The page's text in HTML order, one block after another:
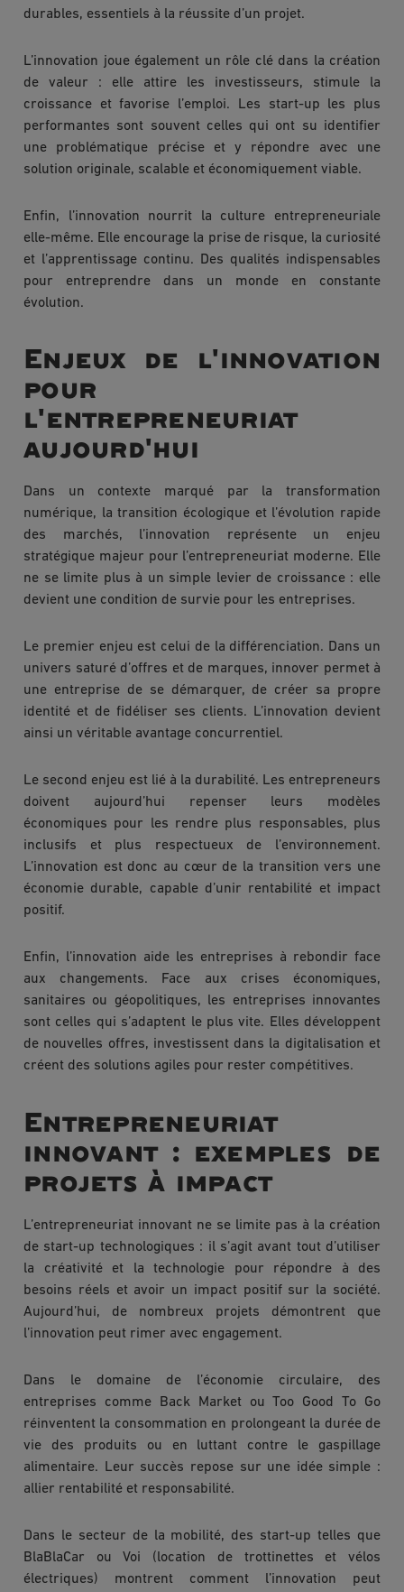
durables, essentiels à la réussite d’un projet.
L’innovation joue également un rôle clé dans la création
de valeur : elle attire les investisseurs, stimule la
croissance et favorise l’emploi. Les start-up les plus
performantes sont souvent celles qui ont su identifier
une problématique précise et y répondre avec une
solution originale, scalable et économiquement viable.
Enfin, l’innovation nourrit la culture entrepreneuriale
elle-même. Elle encourage la prise de risque, la curiosité
et l’apprentissage continu. Des qualités indispensables
pour entreprendre dans un monde en constante
évolution.
Enjeux de l'innovation
pour
l'entrepreneuriat
aujourd'hui
Dans un contexte marqué par la transformation
numérique, la transition écologique et l’évolution rapide
des marchés, l’innovation représente un enjeu
stratégique majeur pour l’entrepreneuriat moderne. Elle
ne se limite plus à un simple levier de croissance : elle
devient une condition de survie pour les entreprises.
Le premier enjeu est celui de la différenciation. Dans un
univers saturé d’offres et de marques, innover permet à
une entreprise de se démarquer, de créer sa propre
identité et de fidéliser ses clients. L’innovation devient
ainsi un véritable avantage concurrentiel.
Le second enjeu est lié à la durabilité. Les entrepreneurs
doivent aujourd’hui repenser leurs modèles
économiques pour les rendre plus responsables, plus
inclusifs et plus respectueux de l’environnement.
L’innovation est donc au cœur de la transition vers une
économie durable, capable d’unir rentabilité et impact
positif.
Enfin, l’innovation aide les entreprises à rebondir face
aux changements. Face aux crises économiques,
sanitaires ou géopolitiques, les entreprises innovantes
sont celles qui s’adaptent le plus vite. Elles développent
de nouvelles offres, investissent dans la digitalisation et
créent des solutions agiles pour rester compétitives.
Entrepreneuriat
innovant : exemples de
projets à impact
L’entrepreneuriat innovant ne se limite pas à la création
de start-up technologiques : il s’agit avant tout d’utiliser
la créativité et la technologie pour répondre à des
besoins réels et avoir un impact positif sur la société.
Aujourd’hui, de nombreux projets démontrent que
l’innovation peut rimer avec engagement.
Dans le domaine de l’économie circulaire, des
entreprises comme Back Market ou Too Good To Go
réinventent la consommation en prolongeant la durée de
vie des produits ou en luttant contre le gaspillage
alimentaire. Leur succès repose sur une idée simple :
allier rentabilité et responsabilité.
Dans le secteur de la mobilité, des start-up telles que
BlaBlaCar ou Voi (location de trottinettes et vélos
électriques) montrent comment l’innovation peut